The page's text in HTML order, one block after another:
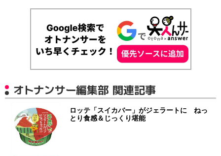
オトナンサー編集部 関連記事
ロッテ「スイカバー」がジェラートに ねっ
とり食感＆じっくり堪能